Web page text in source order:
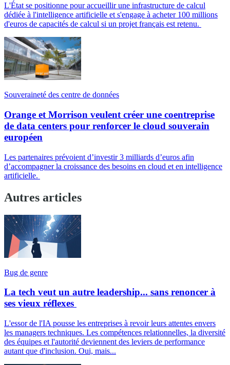
L'État se positionne pour accueillir une infrastructure de calcul
dédiée à l'intelligence artificielle et s'engage à acheter 100 millions
d'euros de capacités de calcul si un projet français est retenu.
Souveraineté des centre de données
Orange et Morrison veulent créer une coentreprise
de data centers pour renforcer le cloud souverain
européen
Les partenaires prévoient d’investir 3 milliards d’euros afin
d’accompagner la croissance des besoins en cloud et en intelligence
artificielle.
Autres articles
Bug de genre
La tech veut un autre leadership... sans renoncer à
ses vieux réflexes
L'essor de l'IA pousse les entreprises à revoir leurs attentes envers
les managers techniques. Les compétences relationnelles, la diversité
des équipes et l'autorité deviennent des leviers de performance
autant que d'inclusion. Oui, mais...